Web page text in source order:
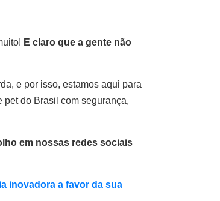
E claro que a gente não
e por isso, estamos aqui para
pet do Brasil com segurança,
em nossas redes sociais
inovadora a favor da sua